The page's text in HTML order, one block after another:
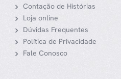
Contação de Histórias
Loja online
Dúvidas Frequentes
Política de Privacidade
Fale Conosco